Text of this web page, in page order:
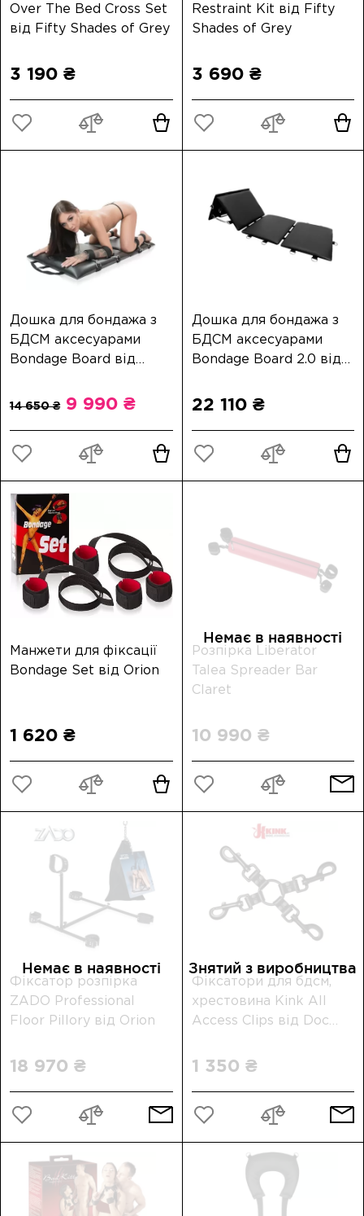
Over The Bed Cross Set
від Fifty Shades of Grey
3 190 ₴
Restraint Kit від Fifty
Shades of Grey
3 690 ₴
Дошка для бондажа з
БДСМ аксесуарами
Bondage Board від
9 990 ₴
Дошка для бондажа з
БДСМ аксесуарами
Bondage Board 2.0 від
22 110 ₴
Манжети для фіксації
Bondage Set від Orion
1 620 ₴
Розпірка Liberator
Talea Spreader Bar
Claret
10 990 ₴
Немає в наявності
Фіксатор розпірка
ZADO Professional
Floor Pillory від Orion
18 970 ₴
Немає в наявності
Фіксатори для бдсм,
хрестовина Kink All
Access Clips від Doc
1 350 ₴
Знятий з виробництва